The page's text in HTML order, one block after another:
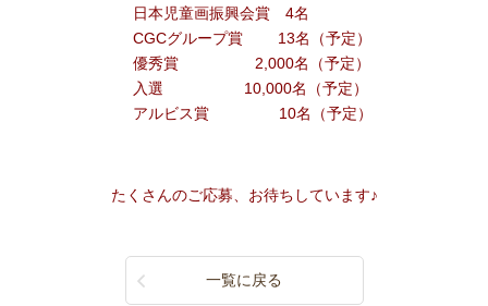
日本児童画振興会賞 4名
CGCグループ賞 13名（予定）
優秀賞 2,000名（予定）
入選 10,000名（予定）
アルビス賞 10名（予定）
たくさんのご応募、お待ちしています♪
一覧に戻る